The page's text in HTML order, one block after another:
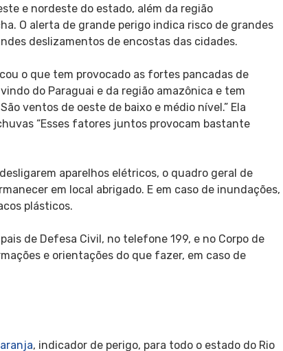
e nordeste do estado, além da região
O alerta de grande perigo indica risco de grandes
deslizamentos de encostas das cidades.
o que tem provocado as fortes pancadas de
do Paraguai e da região amazônica e tem
ventos de oeste de baixo e médio nível.” Ela
“Esses fatores juntos provocam bastante
aparelhos elétricos, o quadro geral de
em local abrigado. E em caso de inundações,
plásticos.
de Defesa Civil, no telefone 199, e no Corpo de
e orientações do que fazer, em caso de
, indicador de perigo, para todo o estado do Rio